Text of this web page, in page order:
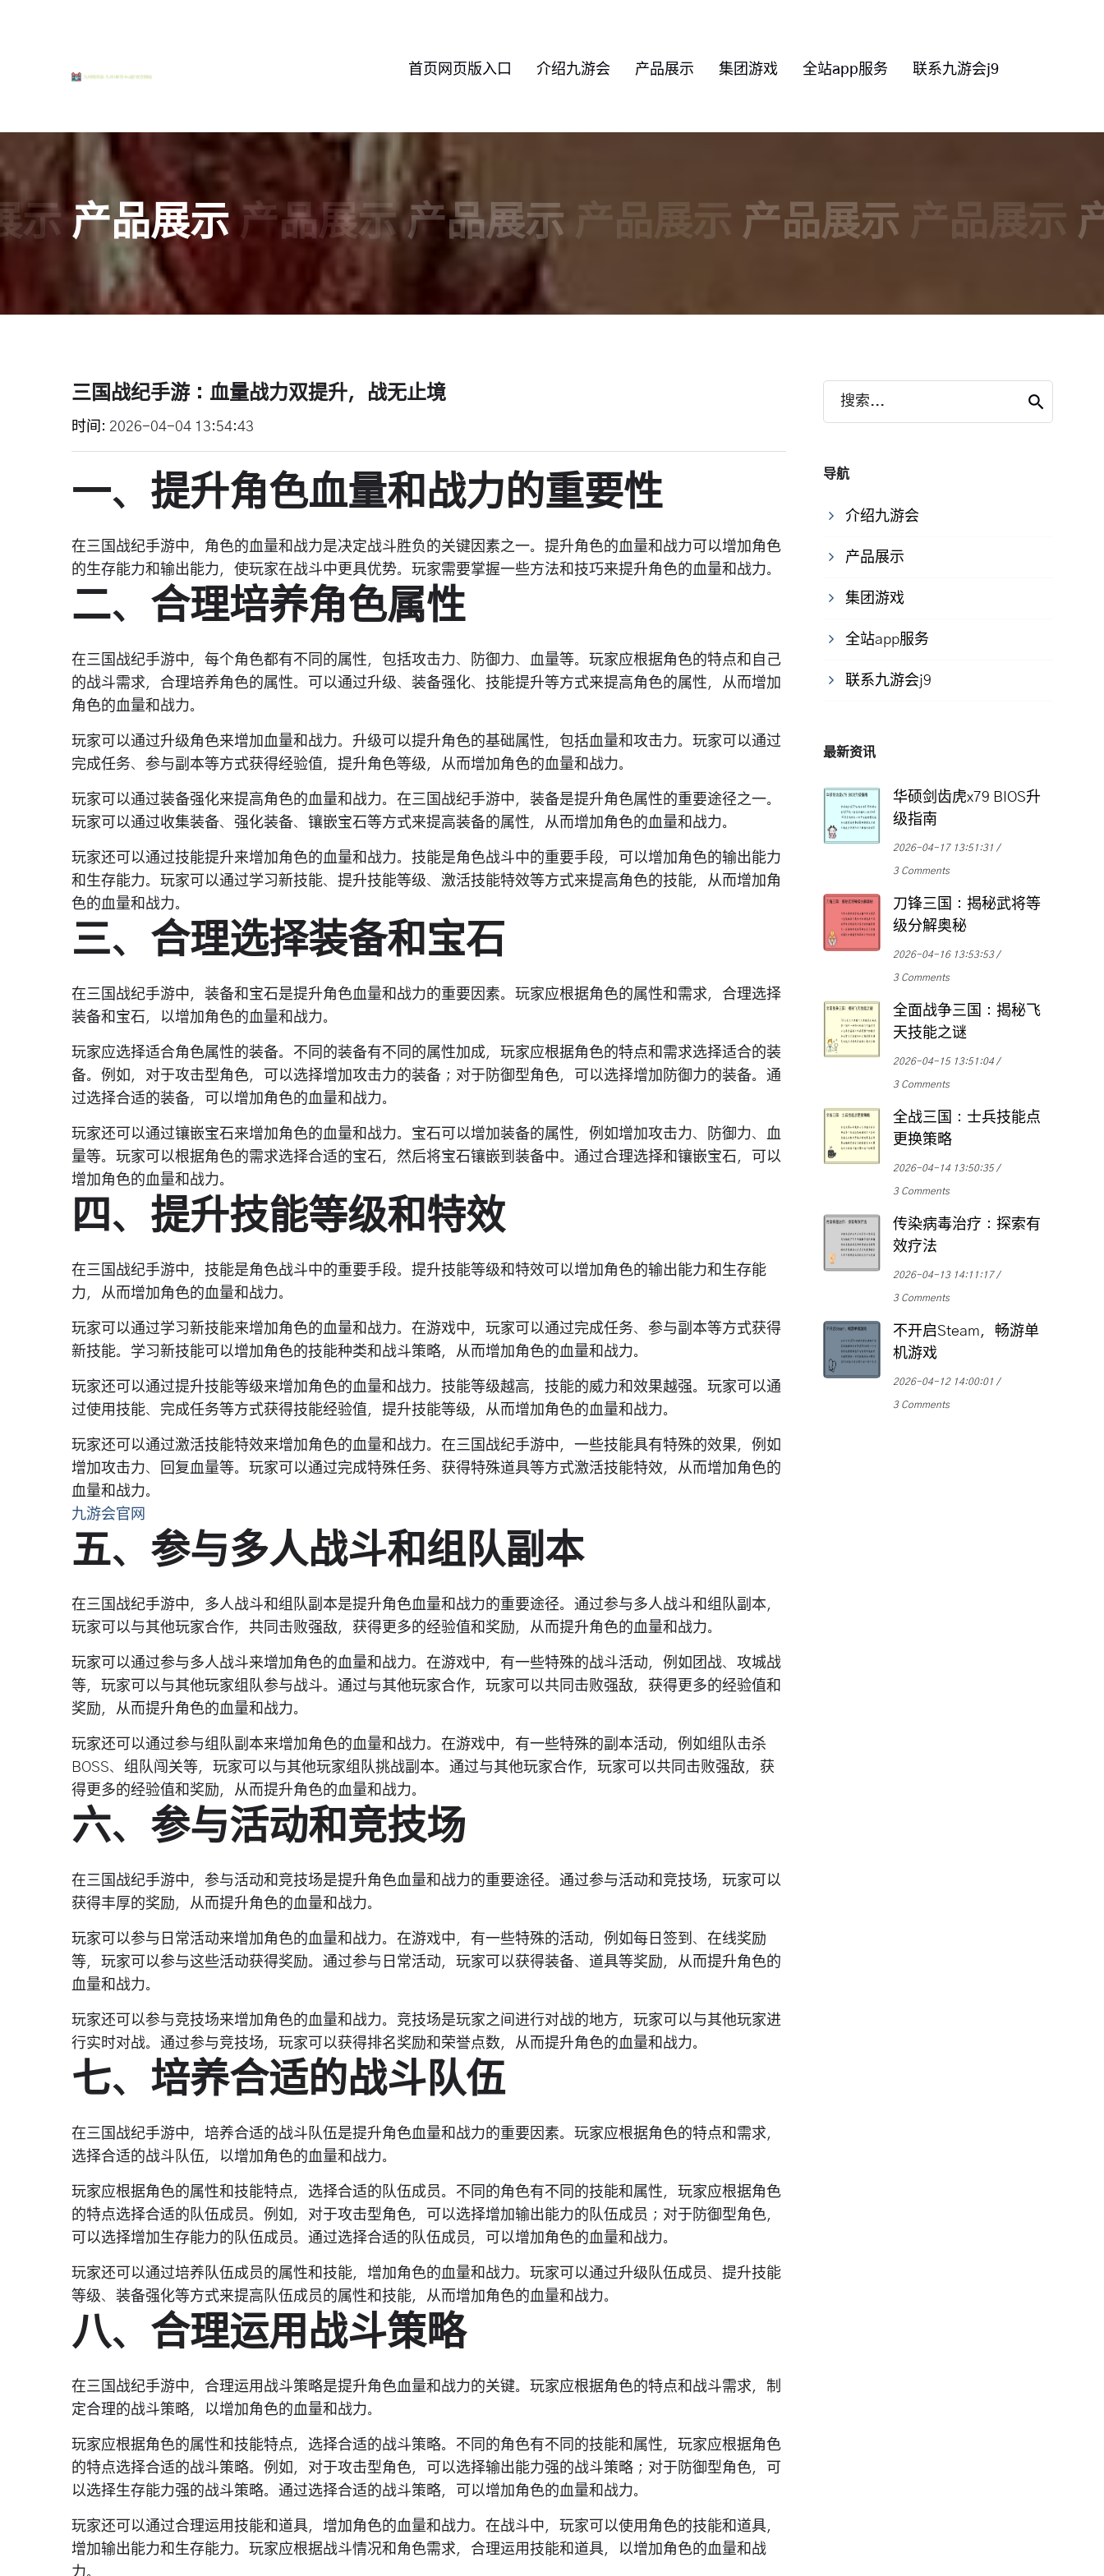
首页网页版入口 介绍九游会 产品展示 集团游戏 全站app服务 联系九游会j9
示 产品展示 产品展示 产品展示 产品展示 产品展示 产品展示
三国战纪手游：血量战力双提升，战无止境
时间 2026-04-04 13:54:43
一、提升角色血量和战力的重要性
在三国战纪手游中，角色的血量和战力是决定战斗胜负的关键因素之一。提升角色的血量和战力可以增加角色
的生存能力和输出能力，使玩家在战斗中更具优势。玩家需要掌握一些方法和技巧来提升角色的血量和战力。
二、合理培养角色属性
在三国战纪手游中，每个角色都有不同的属性，包括攻击力、防御力、血量等。玩家应根据角色的特点和自己
的战斗需求，合理培养角色的属性。可以通过升级、装备强化、技能提升等方式来提高角色的属性，从而增加
角色的血量和战力。
玩家可以通过升级角色来增加血量和战力。升级可以提升角色的基础属性，包括血量和攻击力。玩家可以通过
完成任务、参与副本等方式获得经验值，提升角色等级，从而增加角色的血量和战力。
玩家可以通过装备强化来提高角色的血量和战力。在三国战纪手游中，装备是提升角色属性的重要途径之一。
玩家可以通过收集装备、强化装备、镶嵌宝石等方式来提高装备的属性，从而增加角色的血量和战力。
玩家还可以通过技能提升来增加角色的血量和战力。技能是角色战斗中的重要手段，可以增加角色的输出能力
和生存能力。玩家可以通过学习新技能、提升技能等级、激活技能特效等方式来提高角色的技能，从而增加角
色的血量和战力。
三、合理选择装备和宝石
在三国战纪手游中，装备和宝石是提升角色血量和战力的重要因素。玩家应根据角色的属性和需求，合理选择
装备和宝石，以增加角色的血量和战力。
玩家应选择适合角色属性的装备。不同的装备有不同的属性加成，玩家应根据角色的特点和需求选择适合的装
备。例如，对于攻击型角色，可以选择增加攻击力的装备；对于防御型角色，可以选择增加防御力的装备。通
过选择合适的装备，可以增加角色的血量和战力。
玩家还可以通过镶嵌宝石来增加角色的血量和战力。宝石可以增加装备的属性，例如增加攻击力、防御力、血
量等。玩家可以根据角色的需求选择合适的宝石，然后将宝石镶嵌到装备中。通过合理选择和镶嵌宝石，可以
增加角色的血量和战力。
四、提升技能等级和特效
在三国战纪手游中，技能是角色战斗中的重要手段。提升技能等级和特效可以增加角色的输出能力和生存能
力，从而增加角色的血量和战力。
玩家可以通过学习新技能来增加角色的血量和战力。在游戏中，玩家可以通过完成任务、参与副本等方式获得
新技能。学习新技能可以增加角色的技能种类和战斗策略，从而增加角色的血量和战力。
玩家还可以通过提升技能等级来增加角色的血量和战力。技能等级越高，技能的威力和效果越强。玩家可以通
过使用技能、完成任务等方式获得技能经验值，提升技能等级，从而增加角色的血量和战力。
玩家还可以通过激活技能特效来增加角色的血量和战力。在三国战纪手游中，一些技能具有特殊的效果，例如
增加攻击力、回复血量等。玩家可以通过完成特殊任务、获得特殊道具等方式激活技能特效，从而增加角色的
血量和战力。
九游会官网
五、参与多人战斗和组队副本
在三国战纪手游中，多人战斗和组队副本是提升角色血量和战力的重要途径。通过参与多人战斗和组队副本，
玩家可以与其他玩家合作，共同击败强敌，获得更多的经验值和奖励，从而提升角色的血量和战力。
玩家可以通过参与多人战斗来增加角色的血量和战力。在游戏中，有一些特殊的战斗活动，例如团战、攻城战
等，玩家可以与其他玩家组队参与战斗。通过与其他玩家合作，玩家可以共同击败强敌，获得更多的经验值和
奖励，从而提升角色的血量和战力。
玩家还可以通过参与组队副本来增加角色的血量和战力。在游戏中，有一些特殊的副本活动，例如组队击杀
BOSS、组队闯关等，玩家可以与其他玩家组队挑战副本。通过与其他玩家合作，玩家可以共同击败强敌，获
得更多的经验值和奖励，从而提升角色的血量和战力。
六、参与活动和竞技场
在三国战纪手游中，参与活动和竞技场是提升角色血量和战力的重要途径。通过参与活动和竞技场，玩家可以
获得丰厚的奖励，从而提升角色的血量和战力。
玩家可以参与日常活动来增加角色的血量和战力。在游戏中，有一些特殊的活动，例如每日签到、在线奖励
等，玩家可以参与这些活动获得奖励。通过参与日常活动，玩家可以获得装备、道具等奖励，从而提升角色的
血量和战力。
玩家还可以参与竞技场来增加角色的血量和战力。竞技场是玩家之间进行对战的地方，玩家可以与其他玩家进
行实时对战。通过参与竞技场，玩家可以获得排名奖励和荣誉点数，从而提升角色的血量和战力。
七、培养合适的战斗队伍
在三国战纪手游中，培养合适的战斗队伍是提升角色血量和战力的重要因素。玩家应根据角色的特点和需求，
选择合适的战斗队伍，以增加角色的血量和战力。
玩家应根据角色的属性和技能特点，选择合适的队伍成员。不同的角色有不同的技能和属性，玩家应根据角色
的特点选择合适的队伍成员。例如，对于攻击型角色，可以选择增加输出能力的队伍成员；对于防御型角色，
可以选择增加生存能力的队伍成员。通过选择合适的队伍成员，可以增加角色的血量和战力。
玩家还可以通过培养队伍成员的属性和技能，增加角色的血量和战力。玩家可以通过升级队伍成员、提升技能
等级、装备强化等方式来提高队伍成员的属性和技能，从而增加角色的血量和战力。
八、合理运用战斗策略
在三国战纪手游中，合理运用战斗策略是提升角色血量和战力的关键。玩家应根据角色的特点和战斗需求，制
定合理的战斗策略，以增加角色的血量和战力。
玩家应根据角色的属性和技能特点，选择合适的战斗策略。不同的角色有不同的技能和属性，玩家应根据角色
的特点选择合适的战斗策略。例如，对于攻击型角色，可以选择输出能力强的战斗策略；对于防御型角色，可
以选择生存能力强的战斗策略。通过选择合适的战斗策略，可以增加角色的血量和战力。
玩家还可以通过合理运用技能和道具，增加角色的血量和战力。在战斗中，玩家可以使用角色的技能和道具，
增加输出能力和生存能力。玩家应根据战斗情况和角色需求，合理运用技能和道具，以增加角色的血量和战
力。
搜索...
导航
介绍九游会
产品展示
集团游戏
全站app服务
联系九游会j9
最新资讯
华硕剑齿虎x79 BIOS升
级指南
2026-04-17 13:51:31
3 Comments
刀锋三国：揭秘武将等
级分解奥秘
2026-04-16 13:53:53
3 Comments
全面战争三国：揭秘飞
天技能之谜
2026-04-15 13:51:04
3 Comments
全战三国：士兵技能点
更换策略
2026-04-14 13:50:35
3 Comments
传染病毒治疗：探索有
效疗法
2026-04-13 14:11:17
3 Comments
不开启Steam，畅游单
机游戏
2026-04-12 14:00:01
3 Comments